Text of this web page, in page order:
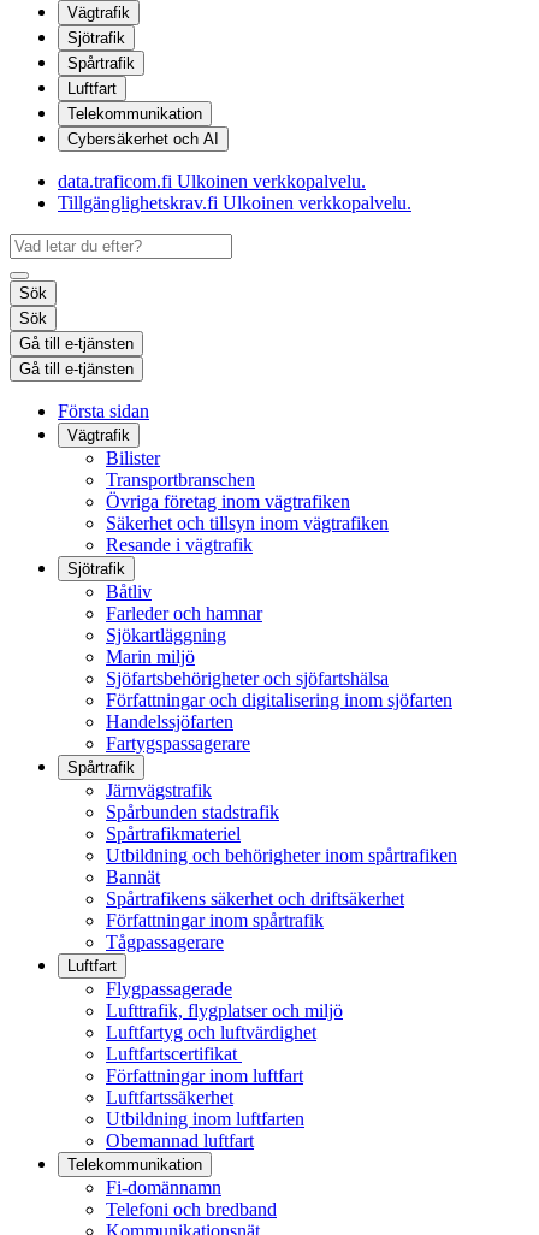
Vägtrafik
Sjötrafik
Spårtrafik
Luftfart
Telekommunikation
Cybersäkerhet och AI
data.traficom.fi Ulkoinen verkkopalvelu.
Tillgänglighetskrav.fi Ulkoinen verkkopalvelu.
Sök
Sök
Gå till e-tjänsten
Gå till e-tjänsten
Första sidan
Vägtrafik
Bilister
Transportbranschen
Övriga företag inom vägtrafiken
Säkerhet och tillsyn inom vägtrafiken
Resande i vägtrafik
Sjötrafik
Båtliv
Farleder och hamnar
Sjökartläggning
Marin miljö
Sjöfartsbehörigheter och sjöfartshälsa
Författningar och digitalisering inom sjöfarten
Handelssjöfarten
Fartygspassagerare
Spårtrafik
Järnvägstrafik
Spårbunden stadstrafik
Spårtrafikmateriel
Utbildning och behörigheter inom spårtrafiken
Bannät
Spårtrafikens säkerhet och driftsäkerhet
Författningar inom spårtrafik
Tågpassagerare
Luftfart
Flygpassagerade
Lufttrafik, flygplatser och miljö
Luftfartyg och luftvärdighet
Luftfartscertifikat
Författningar inom luftfart
Luftfartssäkerhet
Utbildning inom luftfarten
Obemannad luftfart
Telekommunikation
Fi-domännamn
Telefoni och bredband
Kommunikationsnät